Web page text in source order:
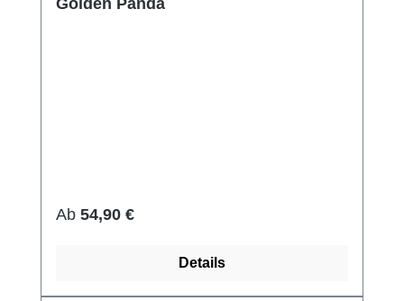
Golden Panda
Regulärer Preis:
Ab 54,90 €
Details